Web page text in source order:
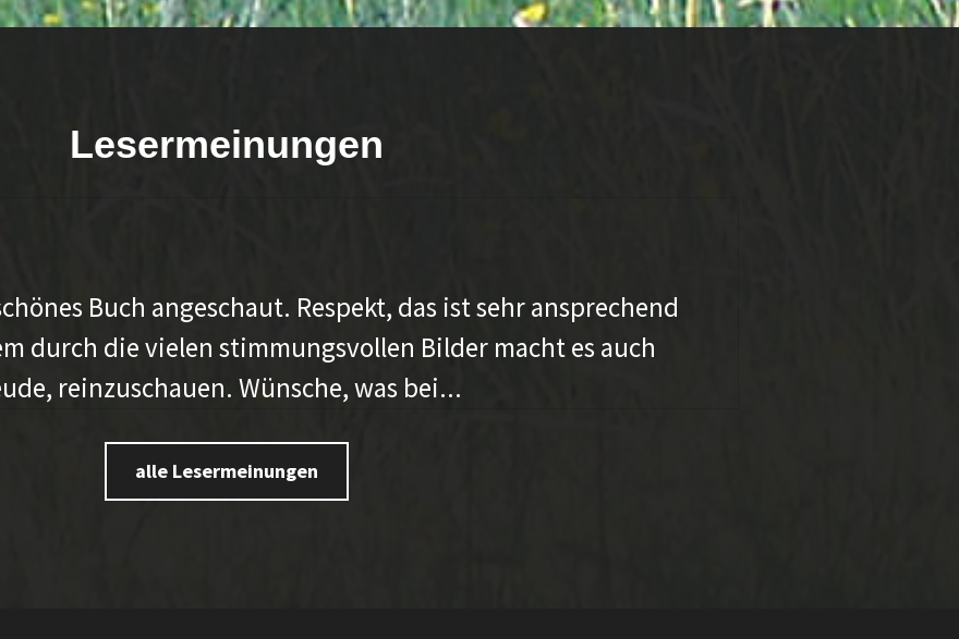
Lesermeinungen
Buch angeschaut. Respekt, das ist sehr ansprechend
durch die vielen stimmungsvollen Bilder macht es auch
reinzuschauen. Wünsche, was bei...
alle Lesermeinungen